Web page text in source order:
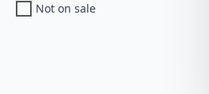
Not on sale